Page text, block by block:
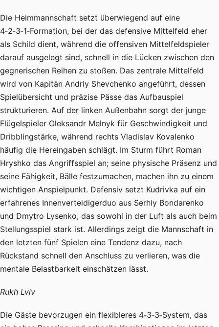
Die Heimmannschaft setzt überwiegend auf eine
4‑2‑3‑1‑Formation, bei der das defensive Mittelfeld eher
als Schild dient, während die offensiven Mittelfeldspieler
darauf ausgelegt sind, schnell in die Lücken zwischen den
gegnerischen Reihen zu stoßen. Das zentrale Mittelfeld
wird von Kapitän Andriy Shevchenko angeführt, dessen
Spielübersicht und präzise Pässe das Aufbauspiel
strukturieren. Auf der linken Außenbahn sorgt der junge
Flügelspieler Oleksandr Melnyk für Geschwindigkeit und
Dribblingstärke, während rechts Vladislav Kovalenko
häufig die Hereingaben schlägt. Im Sturm führt Roman
Hryshko das Angriffsspiel an; seine physische Präsenz und
seine Fähigkeit, Bälle festzumachen, machen ihn zu einem
wichtigen Anspielpunkt. Defensiv setzt Kudrivka auf ein
erfahrenes Innenverteidigerduo aus Serhiy Bondarenko
und Dmytro Lysenko, das sowohl in der Luft als auch beim
Stellungsspiel stark ist. Allerdings zeigt die Mannschaft in
den letzten fünf Spielen eine Tendenz dazu, nach
Rückstand schnell den Anschluss zu verlieren, was die
mentale Belastbarkeit einschätzen lässt.
Rukh Lviv
Die Gäste bevorzugen ein flexibleres 4‑3‑3‑System, das